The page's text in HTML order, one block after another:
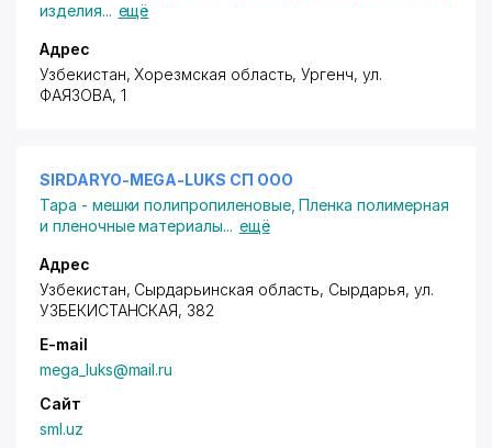
изделия... ещё
Адрес
Узбекистан, Хорезмская область, Ургенч, ул.
ФАЯЗОВА, 1
SIRDARYO-MEGA-LUKS СП ООО
Тара - мешки полипропиленовые,Пленка полимерная
и пленочные материалы... ещё
Адрес
Узбекистан, Сырдарьинская область, Сырдарья, ул.
УЗБЕКИСТАНСКАЯ, 382
E-mail
mega_luks@mail.ru
Сайт
sml.uz